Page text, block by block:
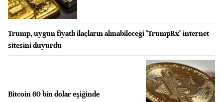
Trump, uygun fiyatlı ilaçların alınabileceği "TrumpRx" internet
sitesini duyurdu
Bitcoin 60 bin dolar eşiğinde